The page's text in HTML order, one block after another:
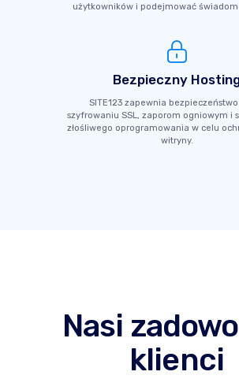
użytkowników i podejmować
Bezpieczny
SITE123 zapewnia
szyfrowaniu SSL, zaporom ogniowym i
złośliwego oprogramowania w celu
witryny.
Nasi
klienci